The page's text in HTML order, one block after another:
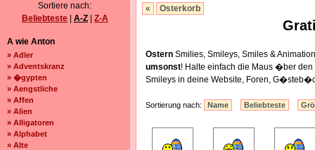
Sortiere nach:
Beliebteste
A-Z Z-A
A wie Anton
» Adler
» Adventskranz
» �gypten
» Aengstliche
» Affen
» Alien
» Alligatoren
» Alphabet
» Alte
« Osterkorb
Ostern Smilies, Smileys, Smiles &
umsonst! Halte einfach die Maus �ber
Smileys in deine Website, Foren,
Sortierung nach: Name Beliebteste